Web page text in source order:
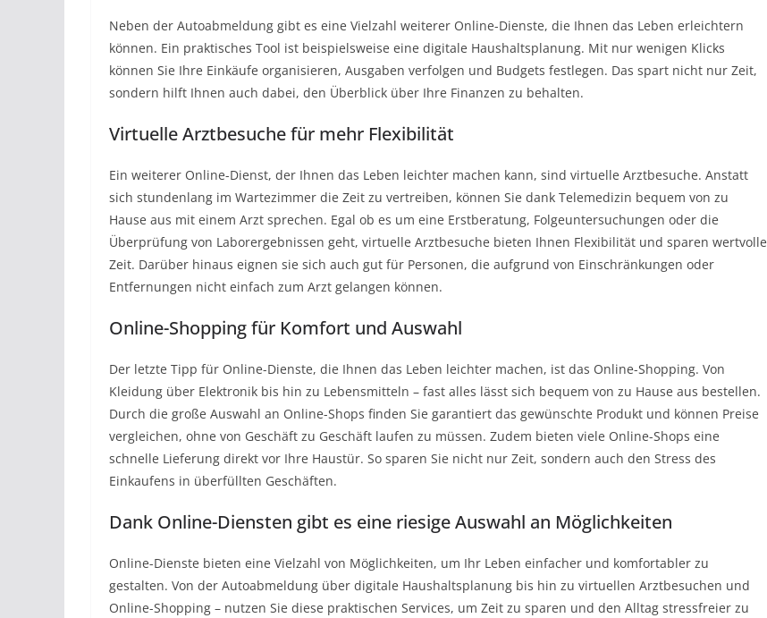
Neben der Autoabmeldung gibt es eine Vielzahl weiterer Online-Dienste, die Ihnen das Leben erleichtern
können. Ein praktisches Tool ist beispielsweise eine digitale Haushaltsplanung. Mit nur wenigen Klicks
können Sie Ihre Einkäufe organisieren, Ausgaben verfolgen und Budgets festlegen. Das spart nicht nur Zeit,
sondern hilft Ihnen auch dabei, den Überblick über Ihre Finanzen zu behalten.
Virtuelle Arztbesuche für mehr Flexibilität
Ein weiterer Online-Dienst, der Ihnen das Leben leichter machen kann, sind virtuelle Arztbesuche. Anstatt
sich stundenlang im Wartezimmer die Zeit zu vertreiben, können Sie dank Telemedizin bequem von zu
Hause aus mit einem Arzt sprechen. Egal ob es um eine Erstberatung, Folgeuntersuchungen oder die
Überprüfung von Laborergebnissen geht, virtuelle Arztbesuche bieten Ihnen Flexibilität und sparen wertvolle
Zeit. Darüber hinaus eignen sie sich auch gut für Personen, die aufgrund von Einschränkungen oder
Entfernungen nicht einfach zum Arzt gelangen können.
Online-Shopping für Komfort und Auswahl
Der letzte Tipp für Online-Dienste, die Ihnen das Leben leichter machen, ist das Online-Shopping. Von
Kleidung über Elektronik bis hin zu Lebensmitteln – fast alles lässt sich bequem von zu Hause aus bestellen.
Durch die große Auswahl an Online-Shops finden Sie garantiert das gewünschte Produkt und können Preise
vergleichen, ohne von Geschäft zu Geschäft laufen zu müssen. Zudem bieten viele Online-Shops eine
schnelle Lieferung direkt vor Ihre Haustür. So sparen Sie nicht nur Zeit, sondern auch den Stress des
Einkaufens in überfüllten Geschäften.
Dank Online-Diensten gibt es eine riesige Auswahl an Möglichkeiten
Online-Dienste bieten eine Vielzahl von Möglichkeiten, um Ihr Leben einfacher und komfortabler zu
gestalten. Von der Autoabmeldung über digitale Haushaltsplanung bis hin zu virtuellen Arztbesuchen und
Online-Shopping – nutzen Sie diese praktischen Services, um Zeit zu sparen und den Alltag stressfreier zu